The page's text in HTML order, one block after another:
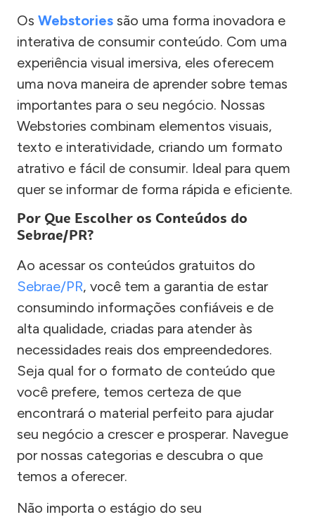
Os Webstories são uma forma inovadora e
interativa de consumir conteúdo. Com uma
experiência visual imersiva, eles oferecem
uma nova maneira de aprender sobre temas
importantes para o seu negócio. Nossas
Webstories combinam elementos visuais,
texto e interatividade, criando um formato
atrativo e fácil de consumir. Ideal para quem
quer se informar de forma rápida e eficiente.
Por Que Escolher os Conteúdos do
Sebrae/PR?
Ao acessar os conteúdos gratuitos do
Sebrae/PR, você tem a garantia de estar
consumindo informações confiáveis e de
alta qualidade, criadas para atender às
necessidades reais dos empreendedores.
Seja qual for o formato de conteúdo que
você prefere, temos certeza de que
encontrará o material perfeito para ajudar
seu negócio a crescer e prosperar. Navegue
por nossas categorias e descubra o que
temos a oferecer.
Não importa o estágio do seu